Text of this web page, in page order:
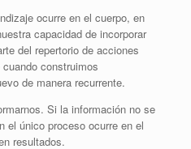
ocurre en el cuerpo, en
capacidad de incorporar
del repertorio de acciones
construimos
de manera recurrente.
Si la información no se
el único proceso ocurre en el
resultados.